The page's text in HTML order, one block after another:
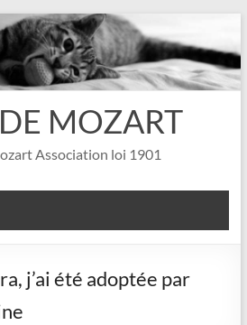
MOZART
Association loi 1901
j’ai été adoptée par